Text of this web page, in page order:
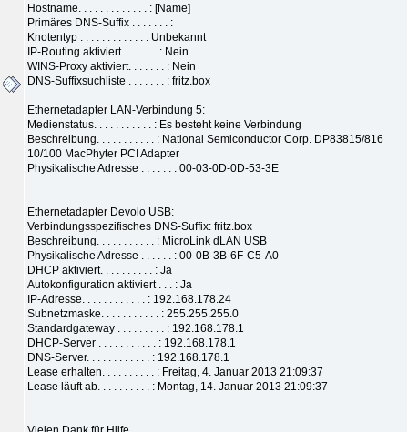
Hostname. . . . . . . . . . . . . : [Name]
Primäres DNS-Suffix . . . . . . . :
Knotentyp . . . . . . . . . . . . : Unbekannt
IP-Routing aktiviert. . . . . . . : Nein
WINS-Proxy aktiviert. . . . . . . : Nein
DNS-Suffixsuchliste . . . . . . . : fritz.box
Ethernetadapter LAN-Verbindung 5:
Medienstatus. . . . . . . . . . . : Es besteht keine Verbindung
Beschreibung. . . . . . . . . . . : National Semiconductor Corp. DP83815/816
10/100 MacPhyter PCI Adapter
Physikalische Adresse . . . . . . : 00-03-0D-0D-53-3E
Ethernetadapter Devolo USB:
Verbindungsspezifisches DNS-Suffix: fritz.box
Beschreibung. . . . . . . . . . . : MicroLink dLAN USB
Physikalische Adresse . . . . . . : 00-0B-3B-6F-C5-A0
DHCP aktiviert. . . . . . . . . . : Ja
Autokonfiguration aktiviert . . . : Ja
IP-Adresse. . . . . . . . . . . . : 192.168.178.24
Subnetzmaske. . . . . . . . . . . : 255.255.255.0
Standardgateway . . . . . . . . . : 192.168.178.1
DHCP-Server . . . . . . . . . . . : 192.168.178.1
DNS-Server. . . . . . . . . . . . : 192.168.178.1
Lease erhalten. . . . . . . . . . : Freitag, 4. Januar 2013 21:09:37
Lease läuft ab. . . . . . . . . . : Montag, 14. Januar 2013 21:09:37